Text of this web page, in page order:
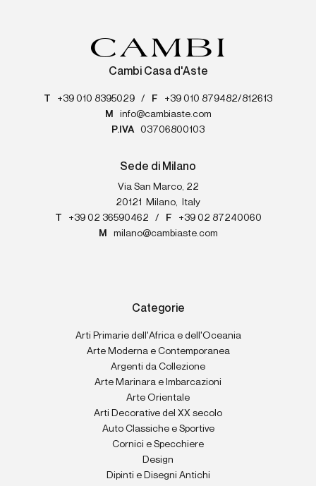
Cambi Casa d'Aste
T +39 010 8395029 / F
+39 010 879482/812613
M
info@cambiaste.com
P.IVA
03706800103
Sede di Milano
Via San Marco, 22
20121
Milano,
Italy
T
+39 02 36590462 / F
+39 02 87240060
M
milano@cambiaste.com
Categorie
Arti Primarie dell'Africa e dell'Oceania
Arte Moderna e Contemporanea
Argenti da Collezione
Arte Marinara e Imbarcazioni
Arte Orientale
Arti Decorative del XX secolo
Auto Classiche e Sportive
Cornici e Specchiere
Design
Dipinti e Disegni Antichi